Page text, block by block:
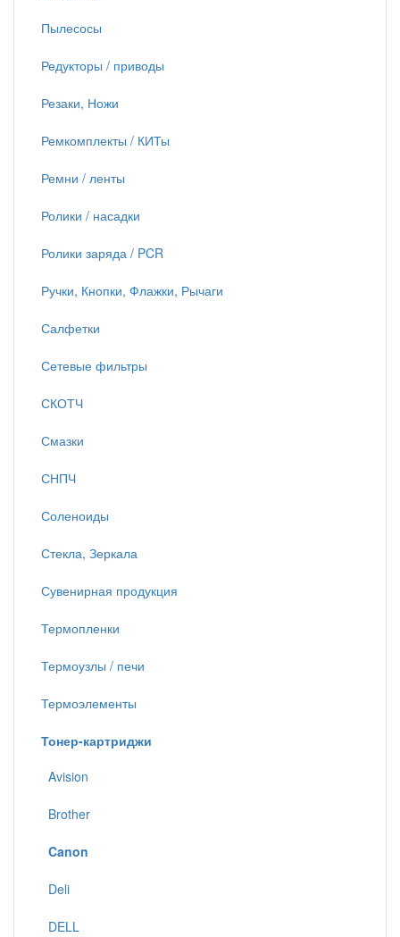
Пылесосы
Редукторы / приводы
Резаки, Ножи
Ремкомплекты / КИТы
Ремни / ленты
Ролики / насадки
Ролики заряда / PCR
Ручки, Кнопки, Флажки, Рычаги
Салфетки
Сетевые фильтры
СКОТЧ
Смазки
СНПЧ
Соленоиды
Стекла, Зеркала
Сувенирная продукция
Термопленки
Термоузлы / печи
Термоэлементы
Тонер-картриджи
Avision
Brother
Canon
Deli
DELL